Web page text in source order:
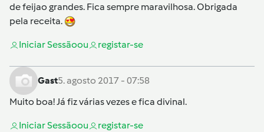
de feijao grandes. Fica sempre maravilhosa. Obrigada
pela receita.
Iniciar Sessãoou registar-se
Gast5. agosto 2017 - 07:58
Muito boa! Já fiz várias vezes e fica divinal.
Iniciar Sessãoou registar-se